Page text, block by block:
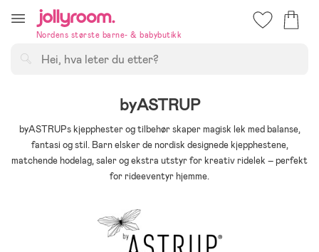
till
innehålletNordens største barne- & babybutikk
byASTRUP
byASTRUPs kjepphester og tilbehør skaper magisk lek med balanse,
fantasi og stil. Barn elsker de nordisk designede kjepphestene,
matchende hodelag, saler og ekstra utstyr for kreativ ridelek – perfekt
for rideeventyr hjemme.